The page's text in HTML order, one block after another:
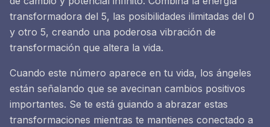
transformadora del 5, las posibilidades ilimitadas del 0
y otro 5, creando una poderosa vibración de
transformación que altera la vida.
Cuando este número aparece en tu vida, los ángeles
están señalando que se avecinan cambios positivos
importantes. Se te está guiando a abrazar estas
transformaciones mientras te mantienes conectado a